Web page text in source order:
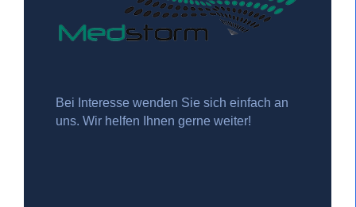
Bei Interesse wenden Sie sich einfach an
uns. Wir helfen Ihnen gerne weiter!